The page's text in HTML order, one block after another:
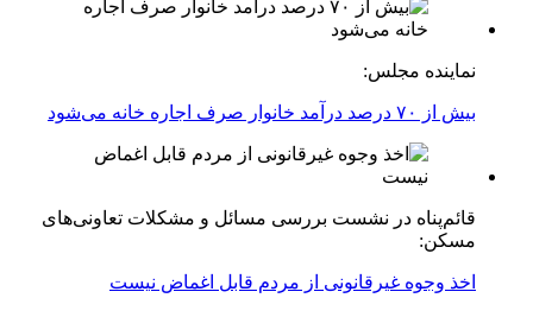
نماینده مجلس:
بیش از ۷۰ درصد درآمد خانوار صرف اجاره خانه می‌شود
قائم‌پناه در نشست بررسی مسائل و مشکلات تعاونی‌های
مسکن:
اخذ وجوه غیرقانونی از مردم قابل اغماض نیست